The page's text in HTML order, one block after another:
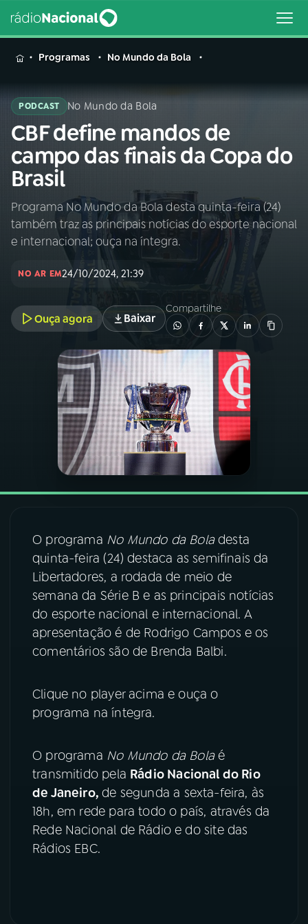
MENU
Buscar
na
Rádio
Nacional
Buscar
AO VIVO
INÍCIO
PROGRAMAS
PODCASTS
VIDEOCASTS
FESTIVAL DE MÚSICA
ACOMPANHE A RÁDIO NACIONAL
Facebook
TikTok
Programas No Mundo da Bola
PODCAST No Mundo da Bola
CBF define mandos de
campo das finais da Copa do
Brasil
Programa No Mundo da Bola desta quinta-feira (24)
também traz as principais notícias do esporte nacional
e internacional; ouça na íntegra.
NO AR EM24/10/2024, 21:39
Ouça agora Baixar
Compartilhe
O programa No Mundo da Boladesta
quinta-feira (24) destaca as semifinais da
Libertadores, a rodada de meio de
semana da Série B e as principais notícias
do esporte nacional e internacional. A
apresentação é de Rodrigo Campos e os
comentários são de Brenda Balbi.
Clique no player acima e ouça o
programa na íntegra.
O programa No Mundo da Bolaé
transmitido pela Rádio Nacional do Rio
de Janeiro,de segunda a sexta-feira, às
18h, em rede para todo o país, através da
Rede Nacional de Rádio e do site das
Rádios EBC.